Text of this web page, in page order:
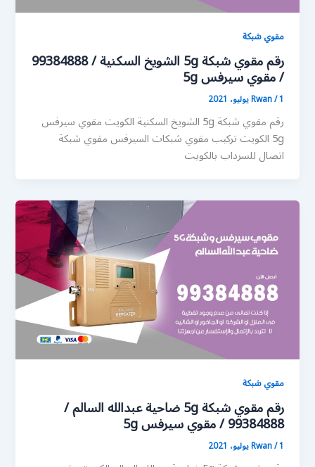
مقوي شبكة
رقم مقوي شبكة 5g الشويخ السكنية / 99384888
/ مقوي سيرفس 5g
Rwan/1 يوليو، 2021
رقم مقوي شبكة 5g الشويخ السكنية الكويت مقوي سيرفس
5g الكويت تركيب مقوي شبكات السيرفس مقوي شبكة
اتصال للسرداب بالكويت
مقوي شبكة
رقم مقوي شبكة 5g ضاحية عبدالله السالم /
99384888 / مقوي سيرفس 5g
Rwan/1 يوليو، 2021